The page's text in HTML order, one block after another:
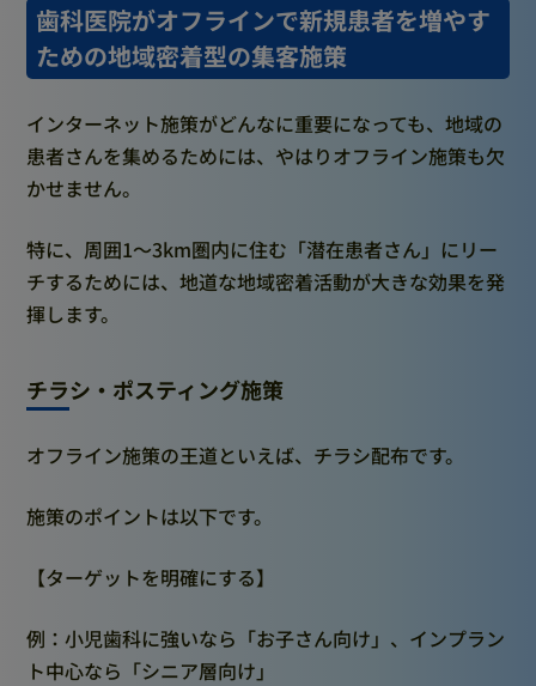
歯科医院がオフラインで新規患者を増やす
ための地域密着型の集客施策
インターネット施策がどんなに重要になっても、地域の
患者さんを集めるためには、やはりオフライン施策も欠
かせません。
特に、周囲1〜3km圏内に住む「潜在患者さん」にリー
チするためには、地道な地域密着活動が大きな効果を発
揮します。
チラシ・ポスティング施策
オフライン施策の王道といえば、チラシ配布です。
施策のポイントは以下です。
【ターゲットを明確にする】
例：小児歯科に強いなら「お子さん向け」、インプラン
ト中心なら「シニア層向け」